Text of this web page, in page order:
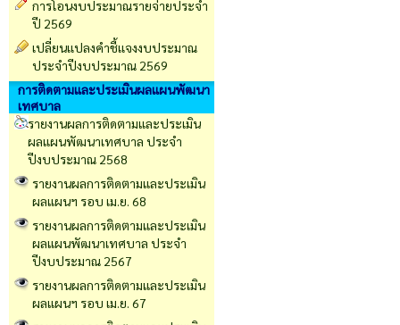
การโอนงบประมาณรายจ่ายประจำ
ปี 2569
เปลี่ยนเเปลงคำชี้เเจงงบประมาณ
ประจำปีงบประมาณ 2569
การติดตามและประเมินผลแผนพัฒนา
เทศบาล
รายงานผลการติดตามและประเมิน
ผลแผนพัฒนาเทศบาล ประจำ
ปีงบประมาณ 2568
รายงานผลการติดตามและประเมิน
ผลแผนฯ รอบ เม.ย. 68
รายงานผลการติดตามและประเมิน
ผลแผนพัฒนาเทศบาล ประจำ
ปีงบประมาณ 2567
รายงานผลการติดตามและประเมิน
ผลแผนฯ รอบ เม.ย. 67